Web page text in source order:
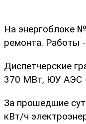
На энергоблоке
ремонта. Работы
Диспетчерские
370 МВт, ЮУ АЭС
За прошедшие
кВт/ч